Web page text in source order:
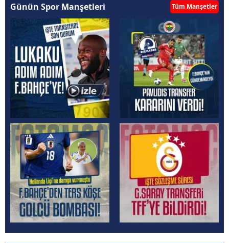
Günün Spor Manşetleri Tüm Manşetler